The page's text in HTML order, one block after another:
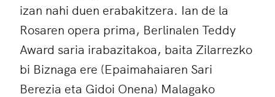
izan nahi duen erabakitzera. Ian de la
Rosaren opera prima, Berlinalen Teddy
Award saria irabazitakoa, baita Zilarrezko
bi Biznaga ere (Epaimahaiaren Sari
Berezia eta Gidoi Onena) Malagako